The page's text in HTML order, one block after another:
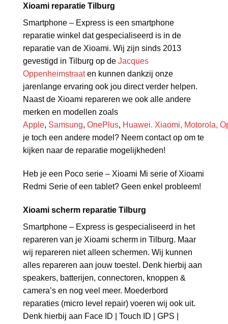
Xioami reparatie Tilburg
Smartphone – Express is een smartphone
reparatie winkel dat gespecialiseerd is in de
reparatie van de Xioami. Wij zijn sinds 2013
gevestigd in Tilburg op de Jacques
Oppenheimstraaten kunnen dankzij onze
jarenlange ervaring ook jou direct verder helpen.
Naast de Xioami repareren we ook alle andere
merken en modellen zoals
Apple, Samsung, OnePlus, Huawei. Xiaomi, Motorola,
je toch een andere model? Neem contact op om te
kijken naar de reparatie mogelijkheden!
Heb je een Poco serie – Xioami Mi serie of Xioami
Redmi Serie of een tablet? Geen enkel probleem!
Xioami scherm reparatie Tilburg
Smartphone – Express is gespecialiseerd in het
repareren van je Xioami scherm in Tilburg. Maar
wij repareren niet alleen schermen. Wij kunnen
alles repareren aan jouw toestel. Denk hierbij aan
speakers, batterijen, connectoren, knoppen &
camera’s en nog veel meer. Moederbord
reparaties (micro level repair) voeren wij ook uit.
Denk hierbij aan Face ID | Touch ID | GPS |